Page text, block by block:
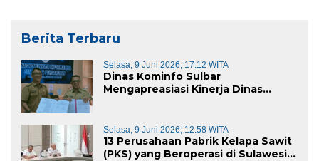
Berita Terbaru
Selasa, 9 Juni 2026, 17:12 WITA
Dinas Kominfo Sulbar
Mengapreasiasi Kinerja Dinas
Selasa, 9 Juni 2026, 12:58 WITA
13 Perusahaan Pabrik Kelapa Sawit
(PKS) yang Beroperasi di Sulawesi